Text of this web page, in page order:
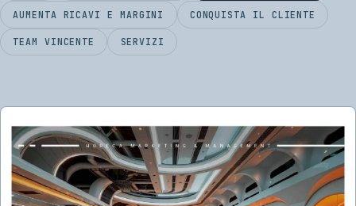
AUMENTA RICAVI E MARGINI CONQUISTA IL CLIENTE
TEAM VINCENTE SERVIZI